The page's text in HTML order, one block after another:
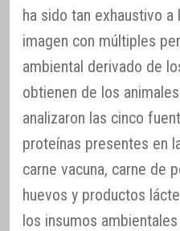
ha sido tan exhaustivo a
imagen con múltiples
ambiental derivado de
obtienen de los
analizaron las cinco
proteínas presentes en
carne vacuna, carne de
huevos y productos
los insumos